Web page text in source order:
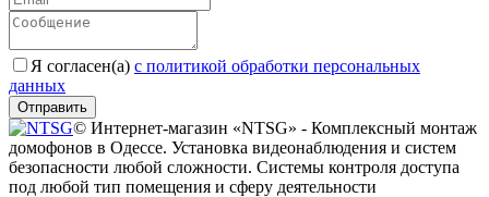
Я согласен(a) с политикой обработки персональных
данных
Отправить
© Интернет-магазин «NTSG» - Комплексный монтаж
домофонов в Одессе. Установка видеонаблюдения и систем
безопасности любой сложности. Системы контроля доступа
под любой тип помещения и сферу деятельности